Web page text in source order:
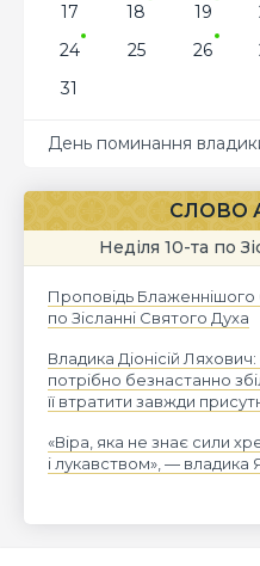
17
18 19
24
25 26
31
День поминання
СЛОВО
Неділя 10-та по
Проповідь Блаженнішого
по Зісланні Святого Духа
Владика Діонісій
потрібно безнастанно
її втратити завжди
«Віра, яка не знає сили
і лукавством», — владика